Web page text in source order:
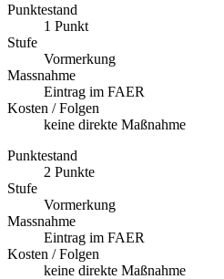
Punktestand
1 Punkt
Stufe
Vormerkung
Massnahme
Eintrag im FAER
Kosten / Folgen
keine direkte Maßnahme
Punktestand
2 Punkte
Stufe
Vormerkung
Massnahme
Eintrag im FAER
Kosten / Folgen
keine direkte Maßnahme